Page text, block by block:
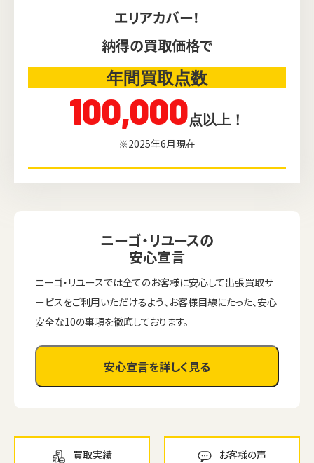
エリアカバー！
納得の買取価格で
年間買取点数
100,000点以上！
※2025年6月現在
ニーゴ・リユースの
安心宣言
ニーゴ・リユースでは全てのお客様に安心して出張買取サ
ービスをご利用いただけるよう、お客様目線にたった、安心
安全な10の事項を徹底しております。
安心宣言を詳しく見る
買取実績 お客様の声